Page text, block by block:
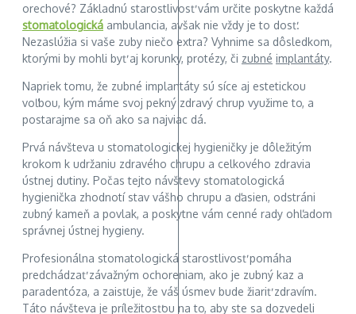
orechové? Základnú starostlivosť vám určite poskytne každá
stomatologická ambulancia, avšak nie vždy je to dosť.
Nezaslúžia si vaše zuby niečo extra? Vyhnime sa dôsledkom,
ktorými by mohli byť aj korunky, protézy, či zubné implantáty.
Napriek tomu, že zubné implantáty sú síce aj estetickou
voľbou, kým máme svoj pekný zdravý chrup využime to, a
postarajme sa oň ako sa najviac dá.
Prvá návšteva u stomatologickej hygieničky je dôležitým
krokom k udržaniu zdravého chrupu a celkového zdravia
ústnej dutiny. Počas tejto návštevy stomatologická
hygienička zhodnotí stav vášho chrupu a ďasien, odstráni
zubný kameň a povlak, a poskytne vám cenné rady ohľadom
správnej ústnej hygieny.
Profesionálna stomatologická starostlivosť pomáha
predchádzať závažným ochoreniam, ako je zubný kaz a
paradentóza, a zaisťuje, že váš úsmev bude žiariť zdravím.
Táto návšteva je príležitosťou na to, aby ste sa dozvedeli